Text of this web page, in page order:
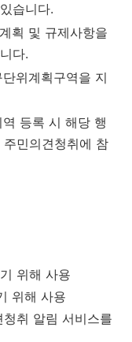
습니다.
획 및 규제사항을
다.
위계획구역을 지
등록 시 해당 행
민의견청취에 참
위해 사용
위해 사용
취 알림 서비스를